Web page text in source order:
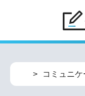
ネットワ
コミュニ